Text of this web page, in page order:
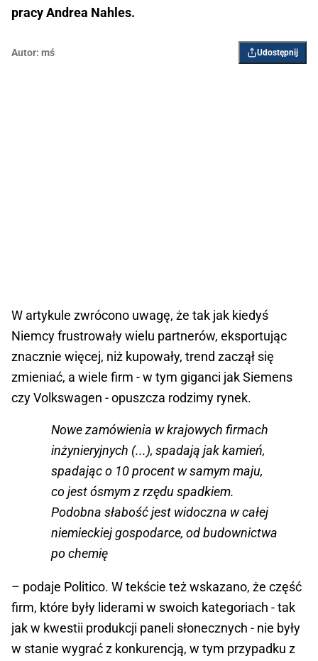
pracy Andrea Nahles.
Autor: mś Udostępnij
W artykule zwrócono uwagę, że tak jak kiedyś
Niemcy frustrowały wielu partnerów, eksportując
znacznie więcej, niż kupowały, trend zaczął się
zmieniać, a wiele firm - w tym giganci jak Siemens
czy Volkswagen - opuszcza rodzimy rynek.
Nowe zamówienia w krajowych firmach
inżynieryjnych (...), spadają jak kamień,
spadając o 10 procent w samym maju,
co jest ósmym z rzędu spadkiem.
Podobna słabość jest widoczna w całej
niemieckiej gospodarce, od budownictwa
po chemię
– podaje Politico. W tekście też wskazano, że część
firm, które były liderami w swoich kategoriach - tak
jak w kwestii produkcji paneli słonecznych - nie były
w stanie wygrać z konkurencją, w tym przypadku z